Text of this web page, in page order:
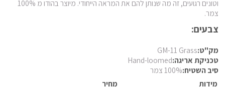
סגנון
פרסי מוד
פרסי נהין
פרסי סראפי
פרסי קום
וטונים רגועים, זה מה שנותן להם את המראה הייחודי. מיוצר בהודו מ 100%
צמר.
צבעים:
מק"ט:GM-11 Grass
טכניקת אריגה:Hand-loomed
סיב השטיח:100% צמר
מידות
מחיר